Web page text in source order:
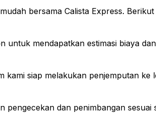
bersama Calista Express.
mendapatkan estimasi biaya
siap melakukan penjemputan ke
pengecekan dan penimbangan sesuai